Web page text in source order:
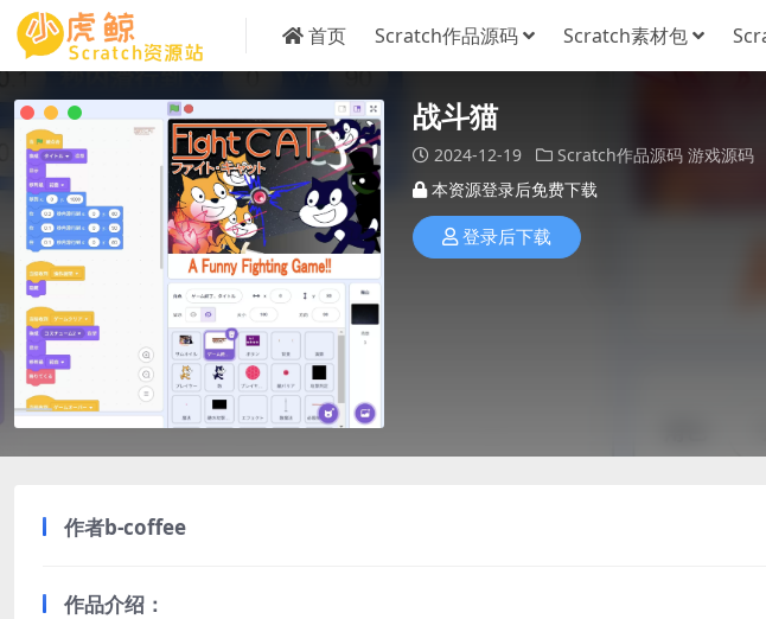
首页 Scratch作品源码 Scratch素材包
战斗猫
2024-12-19 Scratch作品源码 游戏源码
本资源登录后免费下载
登录后下载
作者b-coffee
作品介绍：